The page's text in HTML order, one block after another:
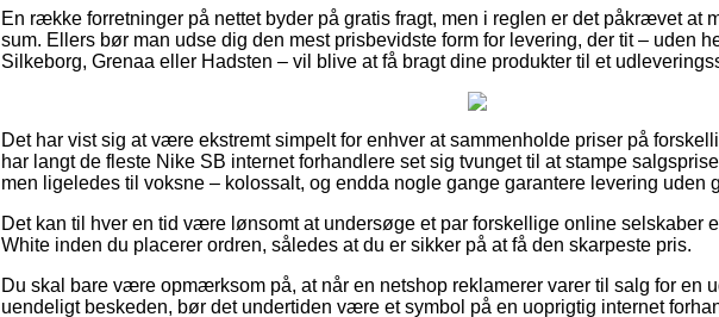
En række forretninger på nettet byder på gratis fragt, men i reglen er det påkrævet at
sum. Ellers bør man udse dig den mest prisbevidste form for levering, der tit – uden
Silkeborg, Grenaa eller Hadsten – vil blive at få bragt dine produkter til et
Det har vist sig at være ekstremt simpelt for enhver at sammenholde priser på
har langt de fleste Nike SB internet forhandlere set sig tvunget til at stampe
men ligeledes til voksne – kolossalt, og endda nogle gange garantere levering uden
Det kan til hver en tid være lønsomt at undersøge et par forskellige online selskaber
White inden du placerer ordren, således at du er sikker på at få den skarpeste pris.
Du skal bare være opmærksom på, at når en netshop reklamerer varer til salg for en
uendeligt beskeden, bør det undertiden være et symbol på en uoprigtig internet